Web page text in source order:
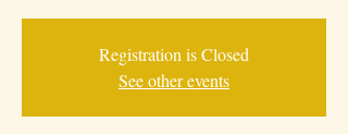
Registration is Closed
See other events